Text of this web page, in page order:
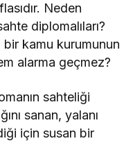
Neden
diplomalıları?
bir kamu kurumunun
alarma geçmez?
sahteliği
sanan, yalanı
için susan bir